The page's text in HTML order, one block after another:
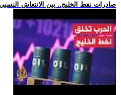
.. صادرات نفط الخليج.. بين الانتعاش